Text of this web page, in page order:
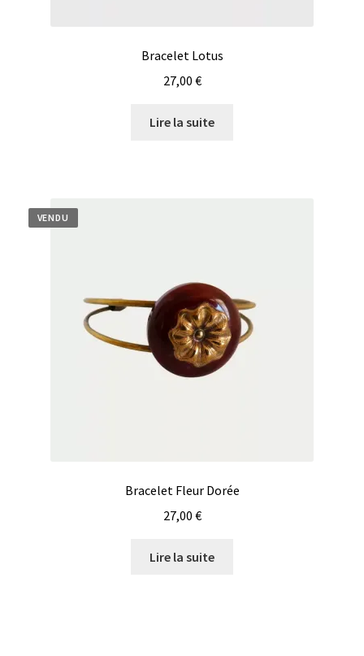
Bracelet Lotus
27,00 €
Lire la suite
VENDU
Bracelet Fleur Dorée
27,00 €
Lire la suite